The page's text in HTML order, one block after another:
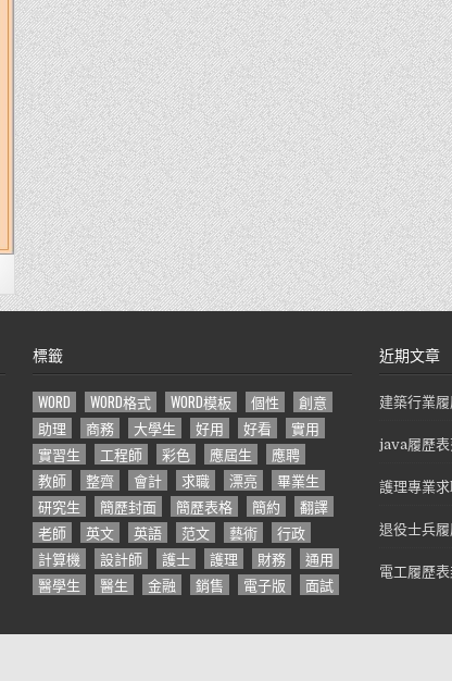
標籤
WORD WORD格式 WORD模板 個性
創意
助理
商務 大學生 好用 好看
實用
實習生
工程師 彩色 應屆生
應聘
教師
整齊 會計 求職 漂亮
畢業生
研究生
簡歷封面 簡歷表格 簡約
翻譯
老師
英文 英語 范文 藝術
行政
計算機
設計師 護士 護理 財務
通用
醫學生
醫生 金融 銷售 電子版 面試
近期文章
建築行業
java履歷
護理專業
退役士兵
電工履歷